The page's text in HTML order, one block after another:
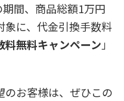
間、商品総額1万円
に、代金引換手数料
料無料キャンペーン 」
お客様は、ぜひこの